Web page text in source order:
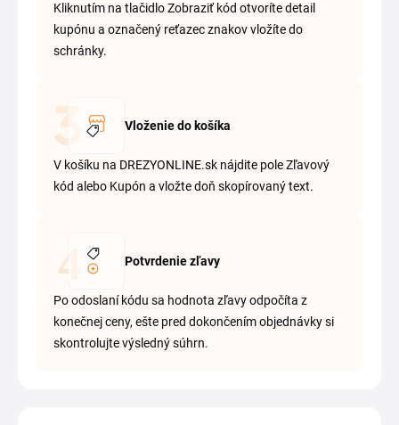
Kliknutím na tlačidlo Zobraziť kód otvoríte detail
kupónu a označený reťazec znakov vložíte do
schránky.
Vloženie do košíka
V košíku na DREZYONLINE.sk nájdite pole Zľavový
kód alebo Kupón a vložte doň skopírovaný text.
Potvrdenie zľavy
Po odoslaní kódu sa hodnota zľavy odpočíta z
konečnej ceny, ešte pred dokončením objednávky si
skontrolujte výsledný súhrn.